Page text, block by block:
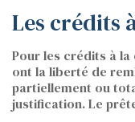
Les crédits
Pour les crédits à
ont la liberté de
partiellement ou
justification. Le